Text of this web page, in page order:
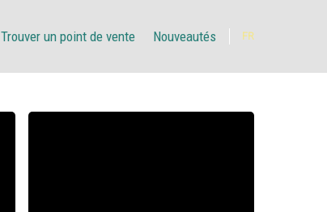
Trouver un point de vente Nouveautés FR